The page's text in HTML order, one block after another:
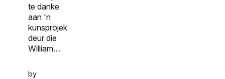
te danke
aan 'n
kunsprojek
deur die
William…
by